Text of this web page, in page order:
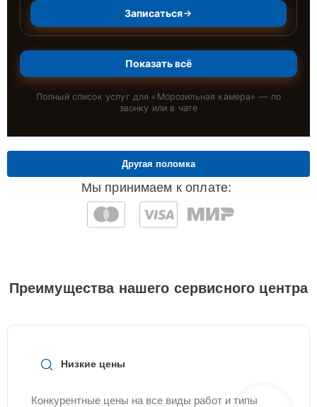
Записаться
Показать всё
Полный список услуг для « Морозильная камера» — по
звонку или в чате
Мы принимаем к оплате:
Другая поломка
Преимущества нашего сервисного центра
Низкие цены
Конкурентные цены на все виды работ и типы